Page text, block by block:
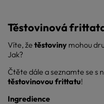
Těstovinová
Víte, že těstoviny mohou
Jak?
Čtěte dále a seznamte se s
těstovinovou frittatu!
Ingredience